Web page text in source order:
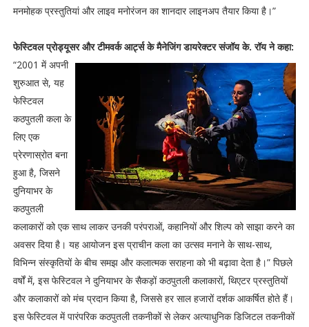
मनमोहक प्रस्तुतियां और लाइव मनोरंजन का शानदार लाइनअप तैयार किया है।”
फेस्टिवल प्रोड्यूसर और टीमवर्क आर्ट्स के मैनेजिंग डायरेक्टर संजॉय के. रॉय ने कहा:
“2001 में अपनी
शुरुआत से, यह
फेस्टिवल
कठपुतली कला के
लिए एक
प्रेरणास्रोत बना
हुआ है, जिसने
दुनियाभर के
कठपुतली
कलाकारों को एक साथ लाकर उनकी परंपराओं, कहानियों और शिल्प को साझा करने का
अवसर दिया है। यह आयोजन इस प्राचीन कला का उत्सव मनाने के साथ-साथ,
विभिन्न संस्कृतियों के बीच समझ और कलात्मक सराहना को भी बढ़ावा देता है।” पिछले
वर्षों में, इस फेस्टिवल ने दुनियाभर के सैकड़ों कठपुतली कलाकारों, थिएटर प्रस्तुतियों
और कलाकारों को मंच प्रदान किया है, जिससे हर साल हजारों दर्शक आकर्षित होते हैं।
इस फेस्टिवल में पारंपरिक कठपुतली तकनीकों से लेकर अत्याधुनिक डिजिटल तकनीकों